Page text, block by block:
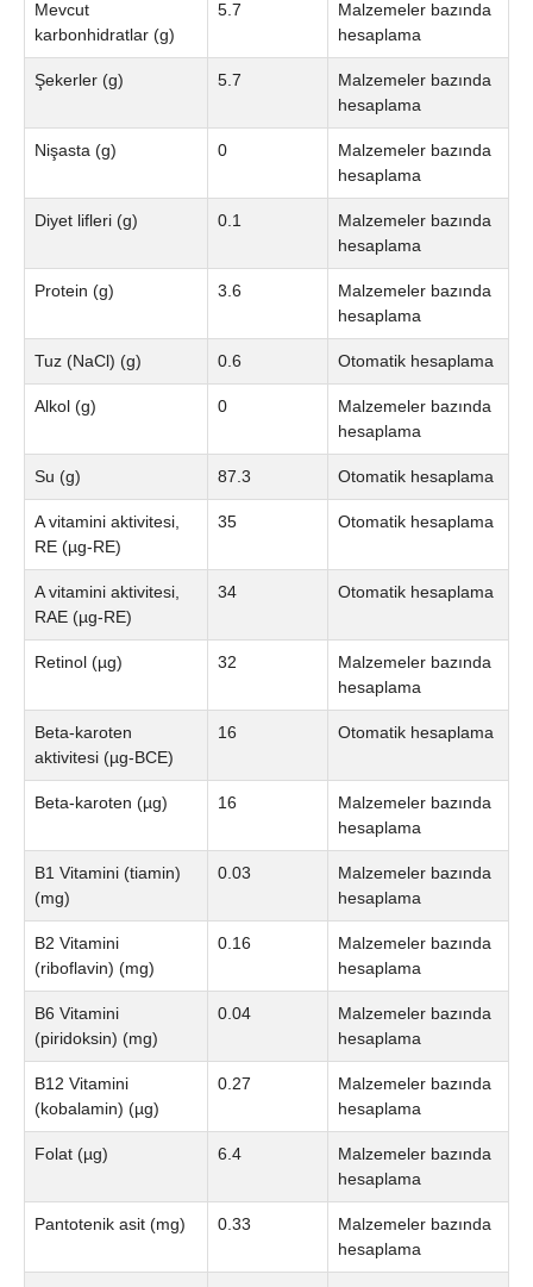
Mevcut
karbonhidratlar (g)
5.7
Malzemeler bazında
hesaplama
Şekerler (g) 5.7
Malzemeler bazında
hesaplama
Nişasta (g) 0
Malzemeler bazında
hesaplama
Diyet lifleri (g) 0.1
Malzemeler bazında
hesaplama
Protein (g) 3.6
Malzemeler bazında
hesaplama
Tuz (NaCl) (g) 0.6 Otomatik hesaplama
Alkol (g) 0
Malzemeler bazında
hesaplama
Su (g) 87.3 Otomatik hesaplama
A vitamini aktivitesi,
RE (µg-RE)
35 Otomatik hesaplama
A vitamini aktivitesi,
RAE (µg-RE)
34 Otomatik hesaplama
Retinol (µg) 32
Malzemeler bazında
hesaplama
Beta-karoten
aktivitesi (µg-BCE)
16 Otomatik hesaplama
Beta-karoten (µg) 16
Malzemeler bazında
hesaplama
B1 Vitamini (tiamin)
(mg)
0.03
Malzemeler bazında
hesaplama
B2 Vitamini
(riboflavin) (mg)
0.16
Malzemeler bazında
hesaplama
B6 Vitamini
(piridoksin) (mg)
0.04
Malzemeler bazında
hesaplama
B12 Vitamini
(kobalamin) (µg)
0.27
Malzemeler bazında
hesaplama
Folat (µg) 6.4
Malzemeler bazında
hesaplama
Pantotenik asit (mg) 0.33
Malzemeler bazında
hesaplama